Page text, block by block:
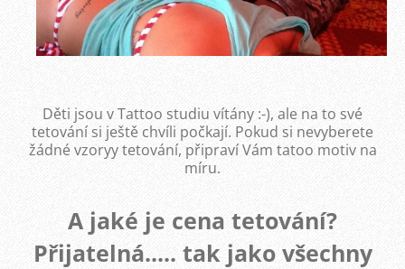
Děti jsou v Tattoo studiu vítány :-), ale na to své
tetování si ještě chvíli počkají. Pokud si nevyberete
žádné vzoryy tetování, připraví Vám tatoo motiv na
míru.
A jaké je cena tetování?
Přijatelná..... tak jako všechny